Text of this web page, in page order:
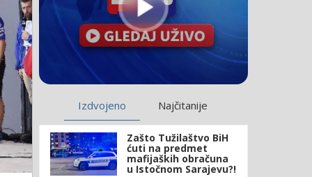
Izdvojeno Najčitanije
Zašto Tužilaštvo BiH
ćuti na predmet
mafijaških obračuna
u Istočnom Sarajevu?!